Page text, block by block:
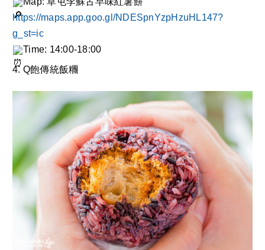
https://maps.app.goo.gl/NDESpnYzpHzuHL147?
g_st=ic
Time: 14:00-18:00
4. Q飽傳統飯糰